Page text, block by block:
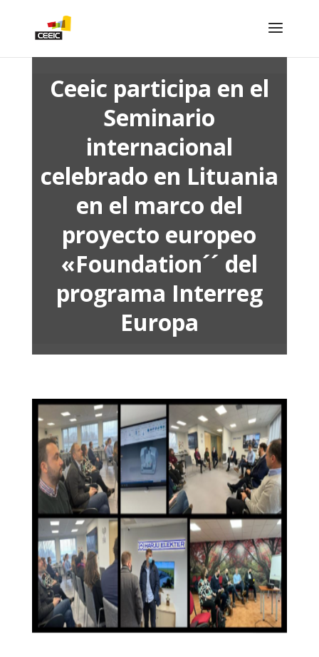
Ceeic participa en el
Seminario
internacional
celebrado en Lituania
en el marco del
proyecto europeo
«Foundation´´ del
programa Interreg
Europa